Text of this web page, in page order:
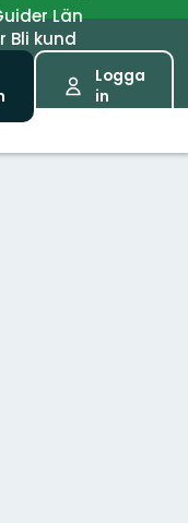
Län
Bli kund
Logga
in